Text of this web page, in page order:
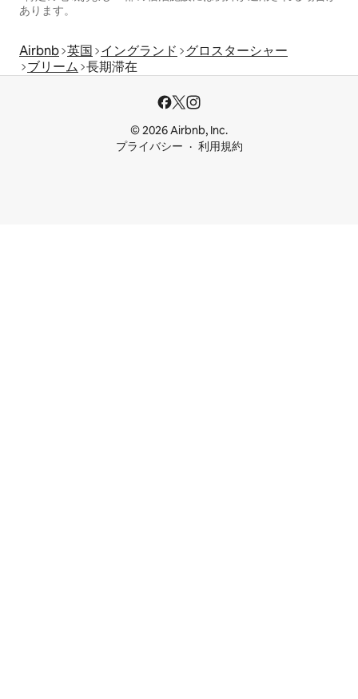
あります。
Airbnb 英国 イングランド
グロスターシャー
ブリーム 長期滞在
© 2026 Airbnb, Inc.
プライバシー
利用規約